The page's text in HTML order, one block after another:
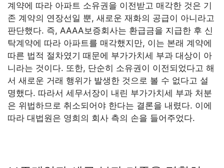
계약에 따라 아파트 소유권을 이전받고 매각한 것은 기
존 계약의 연장선일 뿐, 새로운 재화의 공급이 아니라고
판단했다. 즉, AAAA보증회사는 환급금을 지급한 후 신
탁계약에 따라 아파트를 매각했지만, 이는 본래 계약에
따른 법적 절차였기 때문에 부가가치세 부과 대상이 아
니라는 것이다. 또한, 단순히 소유권이 이전되었다고 해
서 새로운 거래 행위가 발생한 것으로 볼 수 없다고 설
명했다. 따라서 세무서장이 내린 부가가치세 부과 처분
은 위법하므로 취소되어야 한다는 결론을 내렸다. 이에
따라 대법원은 영희의 회사 측의 손을 들어주었다.